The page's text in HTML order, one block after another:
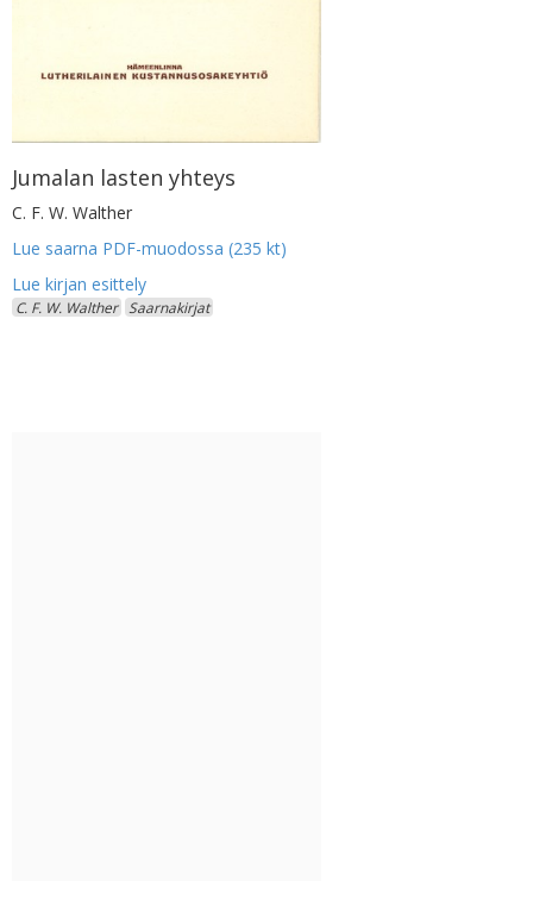
Jumalan lasten yhteys
C. F. W. Walther
Lue saarna PDF-muodossa (235 kt)
C. F. W. Walther Saarnakirjat